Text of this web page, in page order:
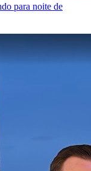
para noite de